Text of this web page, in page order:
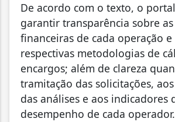
De acordo com o texto, o
garantir transparência sobre
financeiras de cada operação e
respectivas metodologias de
encargos; além de clareza
tramitação das solicitações,
das análises e aos indicadores
desempenho de cada operador.